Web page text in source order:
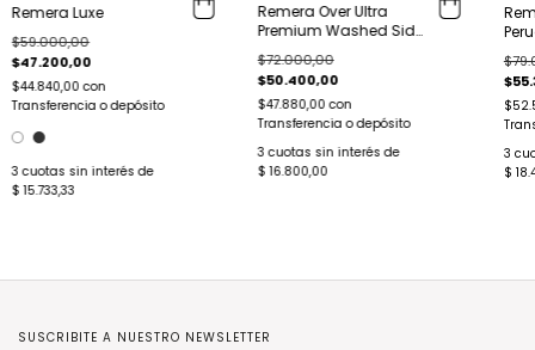
Remera Luxe
$59.000,00
$47.200,00
$44.840,00con
Transferencia o depósito
3 cuotas sin interés de
$ 15.733,33
Remera Over Ultra
Premium Washed Side
Edge
$72.000,00
$50.400,00
$47.880,00con
Transferencia o depósito
3 cuotas sin interés de
$ 16.800,00
3
$
SUSCRIBITE A NUESTRO NEWSLETTER